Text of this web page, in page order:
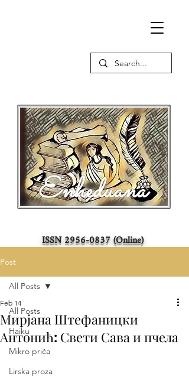
ISSN2956-0837(Online)
Post
All Posts
Haiku
Mikro priča
Lirska proza
All Posts
Мирјана Штефаницки
Антонић: Свети Сава и пчела
Feb 14